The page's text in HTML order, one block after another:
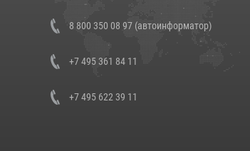
8 800 350 08 97 (автоинформатор)
+7 495 361 84 11
+7 495 622 39 11